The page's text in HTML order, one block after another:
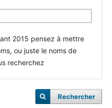
2015 pensez à mettre
ou juste le noms de
recherchez
Rechercher